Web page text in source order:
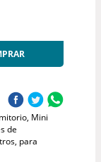
Mini
de
para